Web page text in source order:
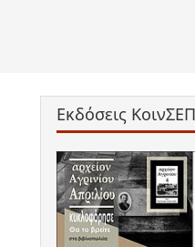
Εκδόσεις